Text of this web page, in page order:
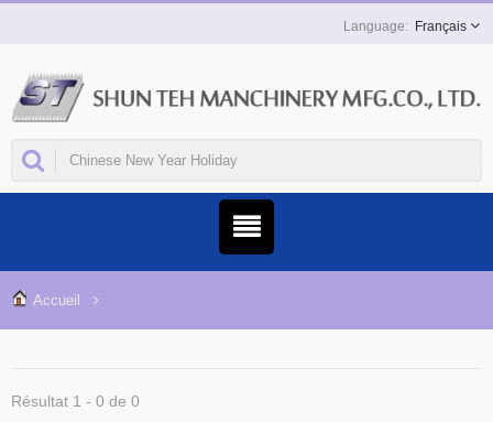
Français
Accueil
Résultat 1 - 0 de 0